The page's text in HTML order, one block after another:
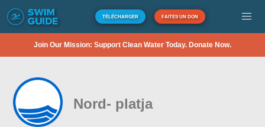
TÉLÉCHARGER FAITES UN DON
Join Our Mission: Support Clean Water Today. Donate Now.
Nord- platja